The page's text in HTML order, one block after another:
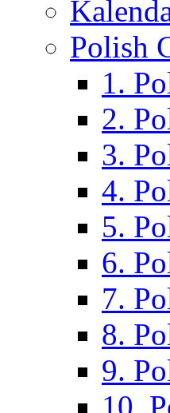
Polish
1.
2.
3.
4.
5.
6.
7.
8.
9.
10.